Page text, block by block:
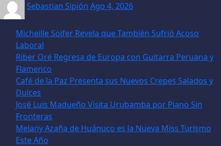
Sebastian Sipión Ago 4, 2026
Micheille Soifer Revela que También Sufrió Acoso
Laboral
Riber Oré Regresa de Europa con Guitarra Peruana y
Flamenco
Café de la Paz Presenta sus Nuevos Crepes Salados y
Dulces
José Luis Madueño Visita Urubamba por Piano Sin
Fronteras
Melany Azaña de Huánuco es la Nueva Miss Turismo
Este Año